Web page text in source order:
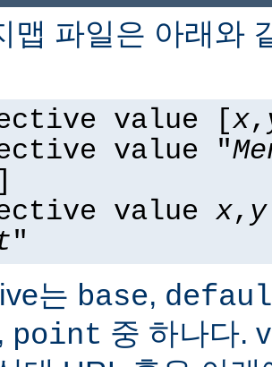
맵 파일은 아래와
value [x,
value "
value x, y
"
는 base,
, point 중 하나다.